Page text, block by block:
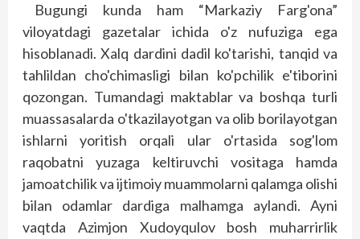
Bugungi kunda ham “Markaziy Farg'ona”
viloyatdagi gazetalar ichida o'z nufuziga ega
hisoblanadi. Xalq dardini dadil ko'tarishi, tanqid va
tahlildan cho'chimasligi bilan ko'pchilik e'tiborini
qozongan. Tumandagi maktablar va bosh­­qa turli
muassasalarda o'tkazilayotgan va olib borilayotgan
ishlarni yoritish orqali ular o'rtasida sog'lom
raqobatni yuzaga keltiruvchi vositaga hamda
jamoatchilik va ijtimoiy muammolarni qalamga olishi
bilan odamlar dardiga malhamga aylandi. Ayni
vaqtda Azimjon Xudoyqulov bosh muharrirlik